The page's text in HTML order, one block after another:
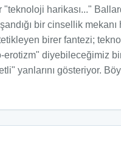
harikası..."
bir cinsellik
birer fantezi;
diyebileceğimiz
yanlarını gösteriyor.